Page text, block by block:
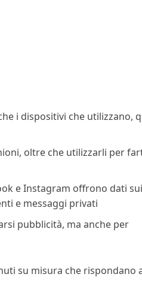
i dispositivi che utilizzano,
oltre che utilizzarli per
e Instagram offrono dati sui
e messaggi privati
pubblicità, ma anche per
su misura che rispondano